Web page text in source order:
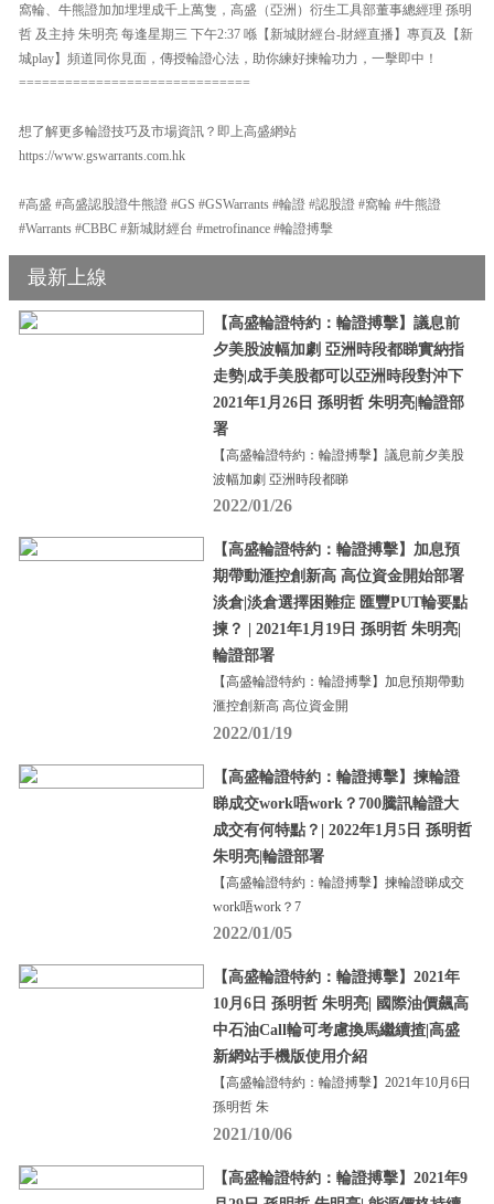
窩輪、牛熊證加加埋埋成千上萬隻，高盛（亞洲）衍生工具部董事總經理 孫明
哲 及主持 朱明亮 每逢星期三 下午2:37 喺【新城財經台-財經直播】專頁及【新
城play】頻道同你見面，傳授輪證心法，助你練好揀輪功力，一擊即中！
==============================
想了解更多輪證技巧及市場資訊？即上高盛網站
https://www.gswarrants.com.hk
#高盛 #高盛認股證牛熊證 #GS #GSWarrants #輪證 #認股證 #窩輪 #牛熊證
#Warrants #CBBC #新城財經台 #metrofinance #輪證搏擊
最新上線
【高盛輪證特約：輪證搏擊】議息前
夕美股波幅加劇 亞洲時段都睇實納指
走勢|成手美股都可以亞洲時段對沖下
2021年1月26日 孫明哲 朱明亮|輪證部
署
【高盛輪證特約：輪證搏擊】議息前夕美股
波幅加劇 亞洲時段都睇
2022/01/26
【高盛輪證特約：輪證搏擊】加息預
期帶動滙控創新高 高位資金開始部署
淡倉|淡倉選擇困難症 匯豐PUT輪要點
揀？ | 2021年1月19日 孫明哲 朱明亮|
輪證部署
【高盛輪證特約：輪證搏擊】加息預期帶動
滙控創新高 高位資金開
2022/01/19
【高盛輪證特約：輪證搏擊】揀輪證
睇成交work唔work？700騰訊輪證大
成交有何特點？| 2022年1月5日 孫明哲
朱明亮|輪證部署
【高盛輪證特約：輪證搏擊】揀輪證睇成交
work唔work？7
2022/01/05
【高盛輪證特約：輪證搏擊】2021年
10月6日 孫明哲 朱明亮| 國際油價飆高
中石油Call輪可考慮換馬繼續揸|高盛
新網站手機版使用介紹
【高盛輪證特約：輪證搏擊】2021年10月6日
孫明哲 朱
2021/10/06
【高盛輪證特約：輪證搏擊】2021年9